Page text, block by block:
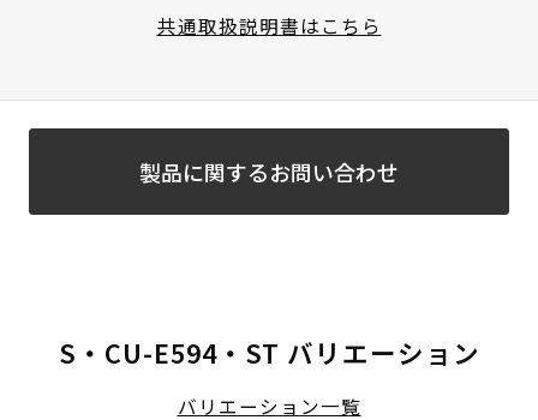
共通取扱説明書はこちら
製品に関するお問い合わせ
S・CU-E594・ST バリエーション
バリエーション一覧